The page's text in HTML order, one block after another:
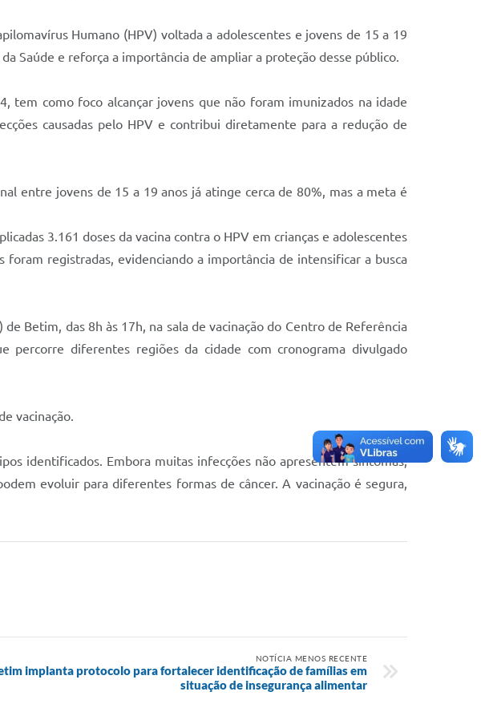
Humano (HPV) voltada a adolescentes e jovens de 15 a 19
Saúde e reforça a importância de ampliar a proteção desse público.
tem como foco alcançar jovens que não foram imunizados na idade
causadas pelo HPV e contribui diretamente para a redução de
entre jovens de 15 a 19 anos já atinge cerca de 80%, mas a meta é
3.161 doses da vacina contra o HPV em crianças e adolescentes
registradas, evidenciando a importância de intensificar a busca
Betim, das 8h às 17h, na sala de vacinação do Centro de Referência
percorre diferentes regiões da cidade com cronograma divulgado
vacinação.
identificados. Embora muitas infecções não apresentem sintomas,
evoluir para diferentes formas de câncer. A vacinação é segura,
NOTÍCIA MENOS RECENTE
implanta protocolo para fortalecer identificação de famílias em
situação de insegurança alimentar